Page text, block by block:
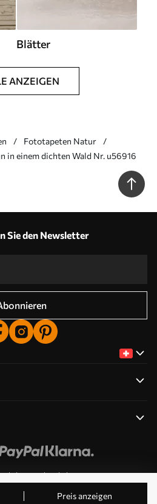
Preis anzeigen
Blätter
ANZEIGEN
Fototapeten Natur
in einem dichten Wald Nr. u56916
Sie den Newsletter
bearbeiten
Rechte vorbehalten. Betrieben